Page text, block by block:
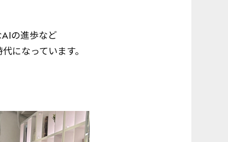
の進歩など
になっています。